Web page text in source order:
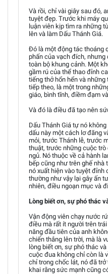
Và rồi, chỉ vài giây sau đó,
tuyệt đẹp. Trước khi máy
luận viên kịp tìm ra những
lên và làm Dấu Thánh Giá.
Đó là một động tác thoáng
phấn của vạch đích,
toàn bộ khung cảnh. Một
gầm rú của thể thao đỉnh
tiếng thở hổn hển và
tiếp theo, là một trong
giáo, bình tĩnh, điềm đạm
Và đó là điều đã tạo nên
Dấu Thánh Giá tự nó
dấu này một cách lơ đãng
mỏi, trước Thánh lễ, trước
thuật, trước những cuộc
ngủ. Nó thuộc về cả hành
bếp cũng như trên ghế nhà
nó xuất hiện vào tuyệt đỉnh
thường như vậy lại gây ấn
nhiên, điều ngoạn mục và
Lòng biết ơn, sự phó thác
Vận động viên chạy nước
điều mà rất ít người trên
năng đầu tiên của anh
chiến thắng lên trời, mà là
lòng biết ơn, sự phó thác
cuộc đua không chỉ còn là
chỉ trong chốc lát, nó đã
khai rằng sức mạnh cũng